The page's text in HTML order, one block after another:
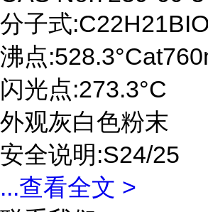
分子式
沸点
闪光点:273.3°C
外观灰白色粉末
安全说明:S24/25
...查看全文 >